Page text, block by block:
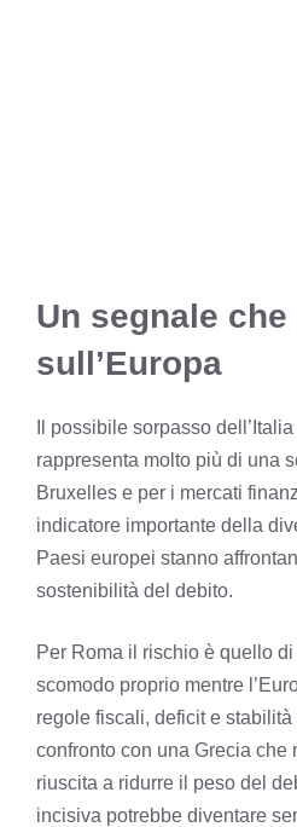
Un segnale che
sull’Europa
Il possibile sorpasso
rappresenta molto più di una
Bruxelles e per i mercati
indicatore importante della
Paesi europei stanno
sostenibilità del debito.
Per Roma il rischio è quello
scomodo proprio mentre
regole fiscali, deficit e stabilità
confronto con una Grecia che
riuscita a ridurre il peso del
incisiva potrebbe diventare